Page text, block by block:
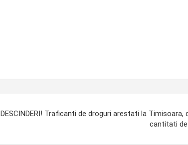
DESCINDERI! Traficanti de droguri arestati la
cantitati